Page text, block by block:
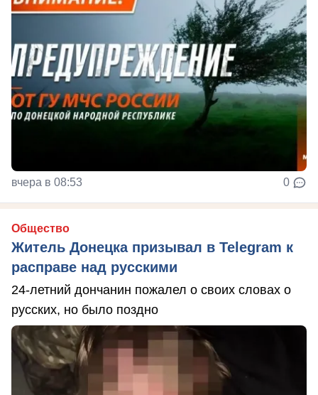
вчера в 08:53 0
Общество
Житель Донецка призывал в Telegram к
расправе над русскими
24-летний дончанин пожалел о своих словах о
русских, но было поздно